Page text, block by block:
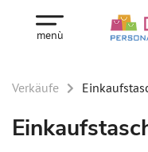
menù
Verkäufe